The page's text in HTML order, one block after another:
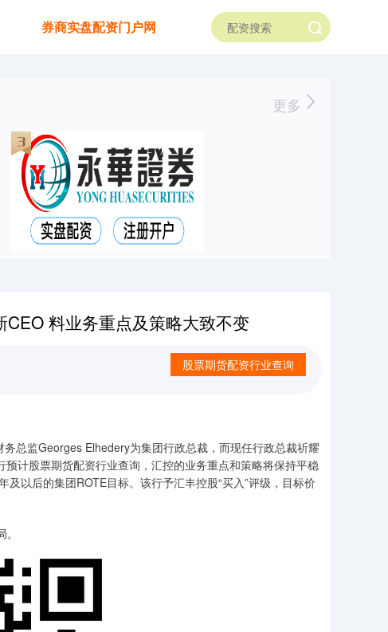
券商实盘配资门户网
更多
料业务重点及策略大致不变
股票期货配资行业查询
总监Georges Elhedery为集团行政总裁，而现任行政总裁祈耀
计股票期货配资行业查询，汇控的业务重点和策略将保持平稳
以后的集团ROTE目标。该行予汇丰控股“买入”评级，目标价